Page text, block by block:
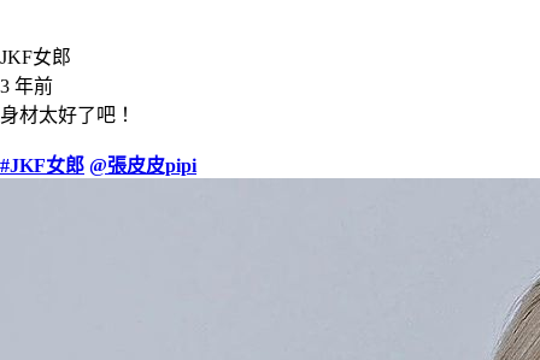
JKF女郎
3 年前
身材太好了吧！
#JKF女郎 @張皮皮pipi